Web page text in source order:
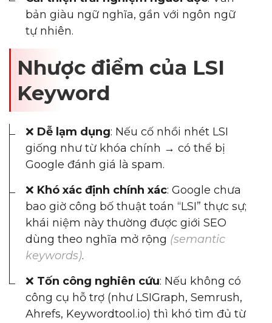
bản giàu ngữ nghĩa, gần với ngôn ngữ
tự nhiên.
Nhược điểm của LSI
Keyword
❌ Dễ lạm dụng: Nếu cố nhồi nhét LSI
giống như từ khóa chính → có thể bị
Google đánh giá là spam.
❌ Khó xác định chính xác: Google chưa
bao giờ công bố thuật toán “LSI” thực sự;
khái niệm này thường được giới SEO
dùng theo nghĩa mở rộng (semantic
keywords).
❌ Tốn công nghiên cứu: Nếu không có
công cụ hỗ trợ (như LSIGraph, Semrush,
Ahrefs, Keywordtool.io) thì khó tìm đủ từ